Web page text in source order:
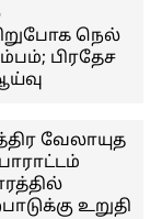
நெல்
பிரதேச
வேலாயுத
உறுதி